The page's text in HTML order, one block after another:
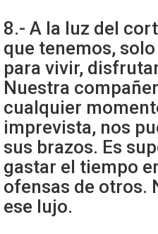
8.- A la luz del
que tenemos,
para vivir,
Nuestra
cualquier
imprevista, nos
sus brazos. Es
gastar el tiempo
ofensas de otros.
ese lujo.